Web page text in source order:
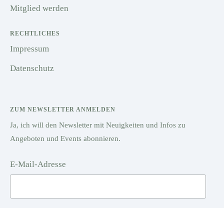
Mitglied werden
RECHTLICHES
Impressum
Datenschutz
ZUM NEWSLETTER ANMELDEN
Ja, ich will den Newsletter mit Neuigkeiten und Infos zu
Angeboten und Events abonnieren.
E-Mail-Adresse